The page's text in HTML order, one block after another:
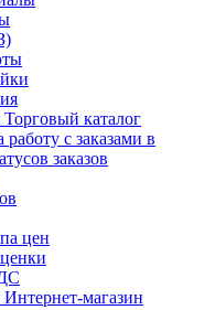
каталог
с заказами в
заказов
цен
магазин